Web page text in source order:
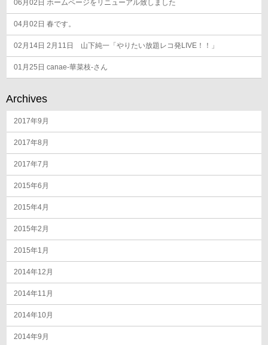
06月02日 ホームページをリニューアル致しました
04月02日 春です。
02月14日 2月11日 山下純一「やりたい放題レコ発LIVE！！」
01月25日 canae-華菜枝-さん
Archives
2017年9月
2017年8月
2017年7月
2015年6月
2015年4月
2015年2月
2015年1月
2014年12月
2014年11月
2014年10月
2014年9月